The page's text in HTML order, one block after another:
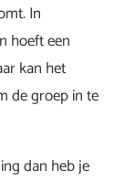
In
hoeft een
kan het
de groep in te
dan heb je